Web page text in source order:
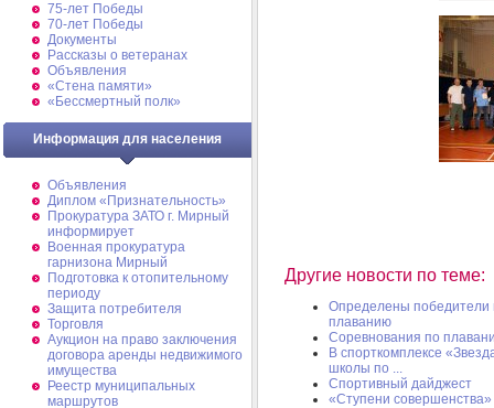
75-лет Победы
70-лет Победы
Документы
Рассказы о ветеранах
Объявления
«Стена памяти»
«Бессмертный полк»
Информация для населения
Объявления
Диплом «Признательность»
Прокуратура ЗАТО г. Мирный
информирует
Военная прокуратура
гарнизона Мирный
Подготовка к отопительному
периоду
Защита потребителя
Торговля
Аукцион на право заключения
договора аренды недвижимого
имущества
Реестр муниципальных
маршрутов
Другие новости по теме:
Определены победители
плаванию
Соревнования по
В спорткомплексе
школы по ...
Спортивный дайджест
«Ступени совершенства»